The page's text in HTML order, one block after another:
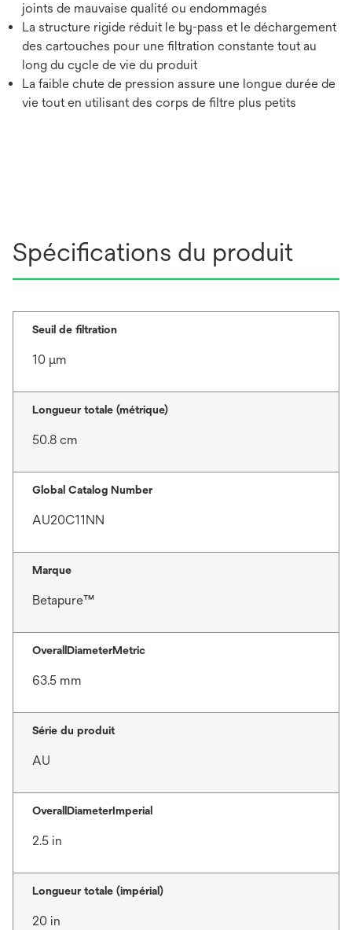
joints de mauvaise qualité ou endommagés
La structure rigide réduit le by-pass et le déchargement
des cartouches pour une filtration constante tout au
long du cycle de vie du produit
La faible chute de pression assure une longue durée de
vie tout en utilisant des corps de filtre plus petits
Spécifications du produit
Seuil de filtration
10 μm
Longueur totale (métrique)
50.8 cm
Global Catalog Number
AU20C11NN
Marque
Betapure™
OverallDiameterMetric
63.5 mm
Série du produit
AU
OverallDiameterImperial
2.5 in
Longueur totale (impérial)
20 in